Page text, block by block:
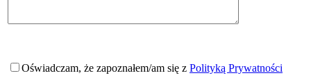
Oświadczam, że zapoznałem/am się z Polityką Prywatności